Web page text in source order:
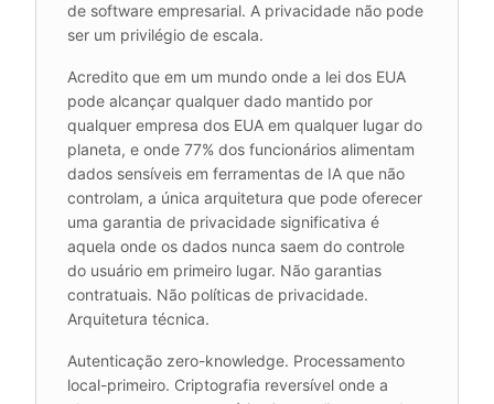
de software empresarial. A privacidade não pode
ser um privilégio de escala.
Acredito que em um mundo onde a lei dos EUA
pode alcançar qualquer dado mantido por
qualquer empresa dos EUA em qualquer lugar do
planeta, e onde 77% dos funcionários alimentam
dados sensíveis em ferramentas de IA que não
controlam, a única arquitetura que pode oferecer
uma garantia de privacidade significativa é
aquela onde os dados nunca saem do controle
do usuário em primeiro lugar. Não garantias
contratuais. Não políticas de privacidade.
Arquitetura técnica.
Autenticação zero-knowledge. Processamento
local-primeiro. Criptografia reversível onde a